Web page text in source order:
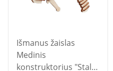
Išmanus žaislas
Medinis
konstruktorius "Stalo